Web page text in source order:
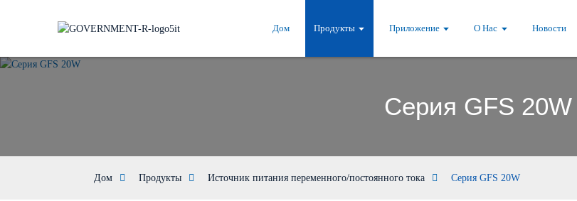
Дом Продукты Приложение О Нас Новости
Серия GFS 20W
Дом Продукты Источник питания переменного/постоянного тока Серия GFS 20W